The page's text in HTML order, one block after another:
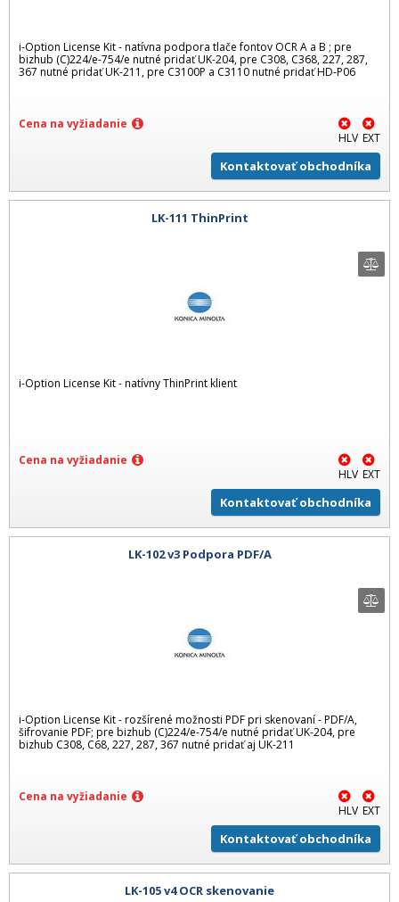
i-Option License Kit - natívna podpora tlače fontov OCR A a B ; pre
bizhub (C)224/e-754/e nutné pridať UK-204, pre C308, C368, 227, 287,
367 nutné pridať UK-211, pre C3100P a C3110 nutné pridať HD-P06
Cena na vyžiadanie
HLV EXT
Kontaktovať obchodníka
LK-111 ThinPrint
i-Option License Kit - natívny ThinPrint klient
Cena na vyžiadanie
HLV EXT
Kontaktovať obchodníka
LK-102 v3 Podpora PDF/A
i-Option License Kit - rozšírené možnosti PDF pri skenovaní - PDF/A,
šifrovanie PDF; pre bizhub (C)224/e-754/e nutné pridať UK-204, pre
bizhub C308, C68, 227, 287, 367 nutné pridať aj UK-211
Cena na vyžiadanie
HLV EXT
Kontaktovať obchodníka
LK-105 v4 OCR skenovanie